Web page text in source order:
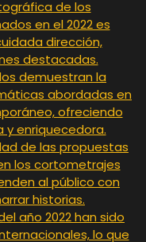
de los
en el 2022 es
dirección,
destacadas.
demuestran la
abordadas en
ofreciendo
y enriquecedora.
de las propuestas
los cortometrajes
al público con
historias.
año 2022 han sido
lo que